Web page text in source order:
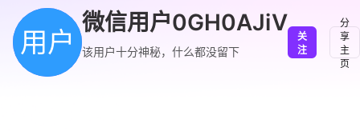
下载
会员
企业服务
用户
微信用户0GH0AJiV
该用户十分神秘，什么都没留下
关
注
分
享
主
页